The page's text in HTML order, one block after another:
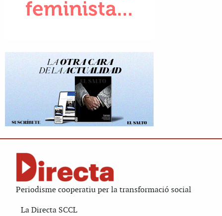
Periodisme cooperatiu per la transformació social
La Directa SCCL